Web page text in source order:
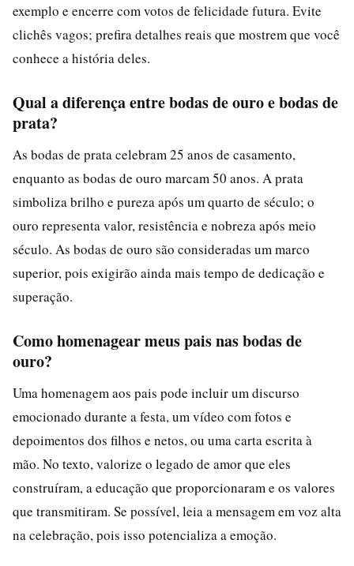
exemplo e encerre com votos de felicidade futura. Evite
clichês vagos; prefira detalhes reais que mostrem que você
conhece a história deles.
Qual a diferença entre bodas de ouro e bodas de
prata?
As bodas de prata celebram 25 anos de casamento,
enquanto as bodas de ouro marcam 50 anos. A prata
simboliza brilho e pureza após um quarto de século; o
ouro representa valor, resistência e nobreza após meio
século. As bodas de ouro são consideradas um marco
superior, pois exigirão ainda mais tempo de dedicação e
superação.
Como homenagear meus pais nas bodas de
ouro?
Uma homenagem aos pais pode incluir um discurso
emocionado durante a festa, um vídeo com fotos e
depoimentos dos filhos e netos, ou uma carta escrita à
mão. No texto, valorize o legado de amor que eles
construíram, a educação que proporcionaram e os valores
que transmitiram. Se possível, leia a mensagem em voz alta
na celebração, pois isso potencializa a emoção.